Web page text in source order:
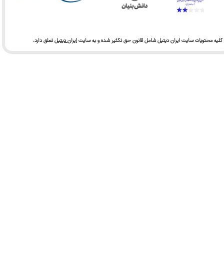
محتویات سایت ایران دیتیل شامل قانون حق تکثیر شده و به سایتایران دیتیلتعلق دارد.​​​​​​​